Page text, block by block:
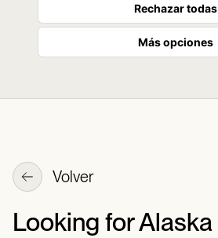
Rechazar todas
Más opciones
Volver
Looking for Alaska